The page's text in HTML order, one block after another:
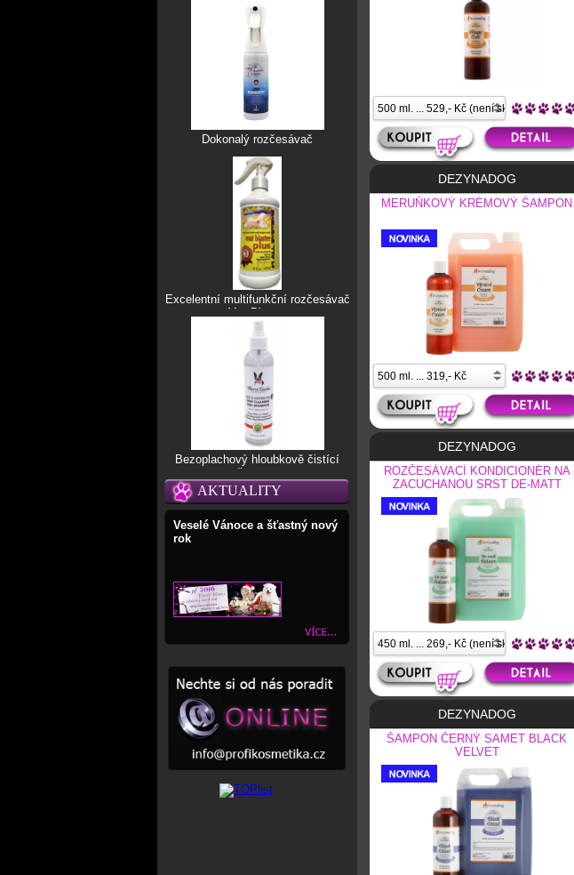
Dokonalý rozčesávač
Excelentní multifunkční rozčesávač
Mat Blaster
Bezoplachový hloubkově čistící
šampon
AKTUALITY
Veselé Vánoce a šťastný nový
rok
DEZYNADOG
MERUŇKOVÝ KRÉMOVÝ ŠAMPON
DEZYNADOG
ROZČESÁVACÍ KONDICIONÉR NA
ZACUCHANOU SRST DE-MATT
BALSAM
DEZYNADOG
ŠAMPON ČERNÝ SAMET BLACK
VELVET